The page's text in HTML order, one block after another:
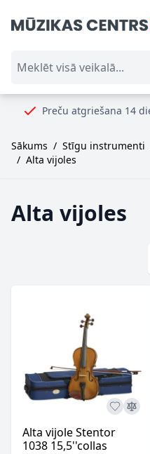
Preču atgriešana 14 dienas
Sākums / Stīgu instrumenti
/ Alta vijoles
Alta vijoles
Alta vijole Stentor
1038 15,5''collas